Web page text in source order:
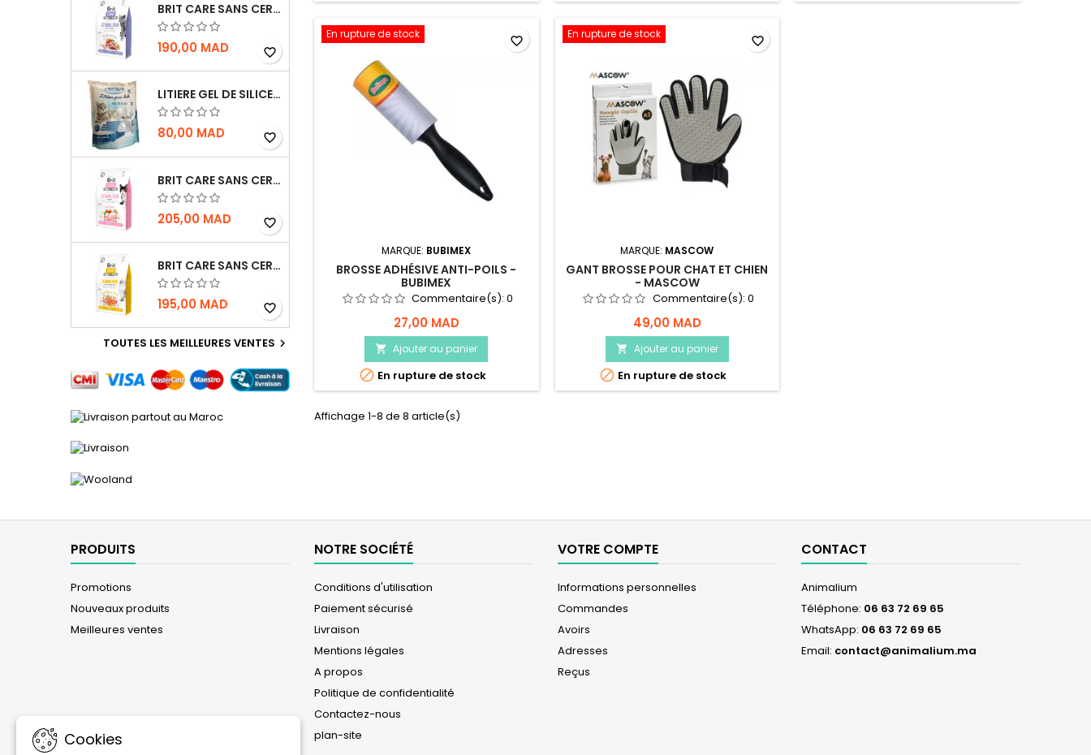
BRIT CARE SANS CEREALES STERILIZED WEIGHT CONTROL - CHAT - 2KG
190,00 MAD favorite_border
LITIERE GEL DE SILICE - PARFUM OCEAN - CHAT BOTE - 3.8L
80,00 MAD favorite_border
BRIT CARE SANS CEREALES STERILIZED SENSITIVE - CHAT - 2KG
205,00 MAD favorite_border
BRIT CARE SANS CEREALES HAIRCARE HEALTHY AND SHINY COAT - POUR CHAT - 2KG
195,00 MAD favorite_border
TOUTES LES MEILLEURES VENTES 
En rupture de stock
MARQUE: BUBIMEX
BROSSE ADHÉSIVE ANTI-POILS -
BUBIMEX
Commentaire(s):0
27,00 MAD
 Ajouter au panier
 En rupture de stock
favorite_border En rupture de stock
MARQUE: MASCOW
GANT BROSSE POUR CHAT ET CHIEN
- MASCOW
Commentaire(s): 0
49,00 MAD
 Ajouter au panier
 En rupture de stock
favorite_border
Affichage 1-8 de 8 article(s)
PRODUITS
Promotions
Nouveaux produits
Meilleures ventes
NOTRE SOCIÉTÉ
Conditions d'utilisation
Paiement sécurisé
Livraison
Mentions légales
A propos
Politique de confidentialité
Contactez-nous
plan-site
VOTRE COMPTE
Informations personnelles
Commandes
Avoirs
Adresses
Reçus
CONTACT
Animalium
Téléphone: 06 63 72 69 65
WhatsApp: 06 63 72 69 65
Email: contact@animalium.ma
Cookies